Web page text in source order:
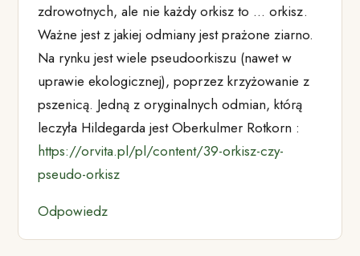
zdrowotnych, ale nie każdy orkisz to … orkisz.
Ważne jest z jakiej odmiany jest prażone ziarno.
Na rynku jest wiele pseudoorkiszu (nawet w
uprawie ekologicznej), poprzez krzyżowanie z
pszenicą. Jedną z oryginalnych odmian, którą
leczyła Hildegarda jest Oberkulmer Rotkorn :
https://orvita.pl/pl/content/39-orkisz-czy-
pseudo-orkisz
Odpowiedz